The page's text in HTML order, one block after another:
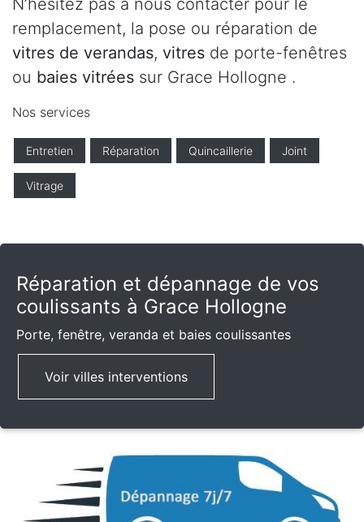
remplacement, la pose ou réparation de
vitres de verandas, vitres de porte-fenêtres
ou baies vitrées sur Grace Hollogne .
Nos services
Entretien Réparation Quincaillerie Joint
Vitrage
Réparation et dépannage de vos
coulissants à Grace Hollogne
Porte, fenêtre, veranda et baies coulissantes
Voir villes interventions